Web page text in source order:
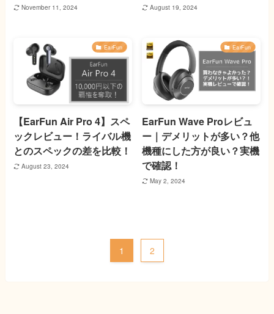
November 11, 2024 August 19, 2024
EarFun
【EarFun Air Pro 4】スペ
ックレビュー！ライバル機
とのスペックの差を比較！
August 23, 2024
EarFun
EarFun Wave Proレビュ
ー｜デメリットが多い？他
機種にした方が良い？実機
で確認！
May 2, 2024
1 2